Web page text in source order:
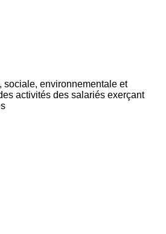
sociale, environnementale et
activités des salariés exerçant